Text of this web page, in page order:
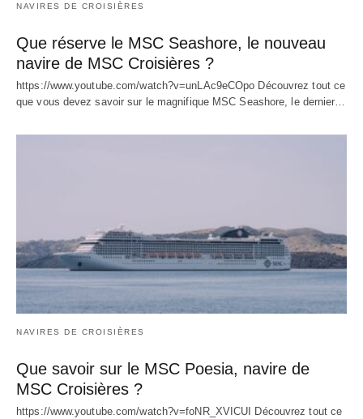
NAVIRES DE CROISIÈRES
Que réserve le MSC Seashore, le nouveau
navire de MSC Croisières ?
https://www.youtube.com/watch?v=unLAc9eCOpo Découvrez tout ce
que vous devez savoir sur le magnifique MSC Seashore, le dernier…
NAVIRES DE CROISIÈRES
Que savoir sur le MSC Poesia, navire de
MSC Croisières ?
https://www.youtube.com/watch?v=foNR_XVICUI Découvrez tout ce